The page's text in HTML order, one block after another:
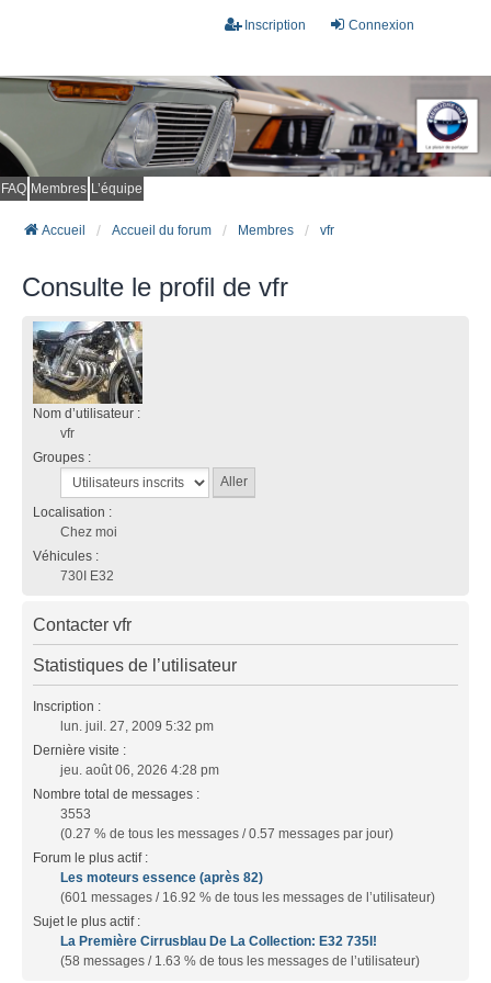
Connexion
Inscription
FAQ Membres L’équipe
Accueil Accueil du forum Membres vfr
Consulte le profil de vfr
Nom d’utilisateur :
vfr
Groupes :
Localisation :
Chez moi
Véhicules :
730I E32
Contacter vfr
Statistiques de l’utilisateur
Inscription :
lun. juil. 27, 2009 5:32 pm
Dernière visite :
jeu. août 06, 2026 4:28 pm
Nombre total de messages :
3553
(0.27 % de tous les messages / 0.57 messages par jour)
Forum le plus actif :
Les moteurs essence (après 82)
(601 messages / 16.92 % de tous les messages de l’utilisateur)
Sujet le plus actif :
La Première Cirrusblau De La Collection: E32 735I!
(58 messages / 1.63 % de tous les messages de l’utilisateur)